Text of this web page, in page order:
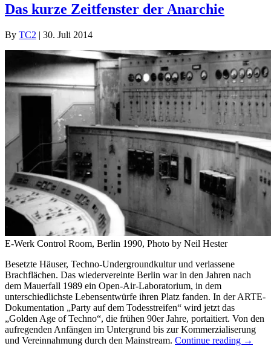
Das kurze Zeitfenster der Anarchie
By TC2 | 30. Juli 2014
E-Werk Control Room, Berlin 1990, Photo by Neil Hester
Besetzte Häuser, Techno-Undergroundkultur und verlassene
Brachflächen. Das wiedervereinte Berlin war in den Jahren nach
dem Mauerfall 1989 ein Open-Air-Laboratorium, in dem
unterschiedlichste Lebensentwürfe ihren Platz fanden. In der ARTE-
Dokumentation „Party auf dem Todesstreifen“ wird jetzt das
„Golden Age of Techno“, die frühen 90er Jahre, portaitiert. Von den
aufregenden Anfängen im Untergrund bis zur Kommerzialiserung
und Vereinnahmung durch den Mainstream. Continue reading →